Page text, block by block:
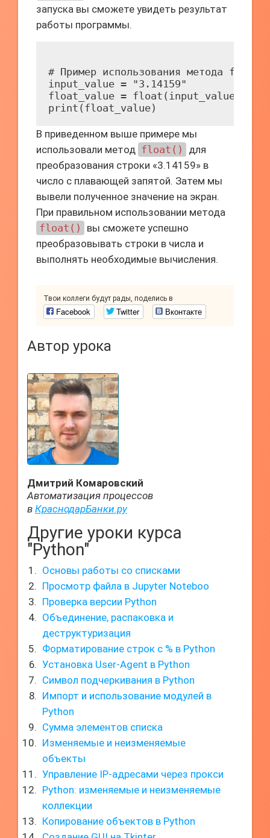
запуска вы сможете увидеть результат
работы программы.
# Пример использования метода
input_value = "3.14159"
float_value = float(input_value)
В приведенном выше примере мы
использовали метод float()
для
преобразования строки «3.14159» в
число с плавающей запятой. Затем мы
вывели полученное значение на экран.
При правильном использовании метода
float()
вы сможете успешно
преобразовывать строки в числа и
выполнять необходимые вычисления.
Твои коллеги будут рады, поделись в
Facebook Twitter Вконтакте
Автор урока
Дмитрий Комаровский
Автоматизация процессов
в КраснодарБанки.ру
Другие уроки курса
"Python"
Основы работы со списками
Просмотр файла в Jupyter Noteboo
Проверка версии Python
Объединение, распаковка и
деструктуризация
Форматирование строк с % в Python
Установка User-Agent в Python
Символ подчеркивания в Python
Импорт и использование модулей в
Python
Сумма элементов списка
Изменяемые и неизменяемые
объекты
Управление IP-адресами через прокси
Python: изменяемые и неизменяемые
коллекции
Копирование объектов в Python